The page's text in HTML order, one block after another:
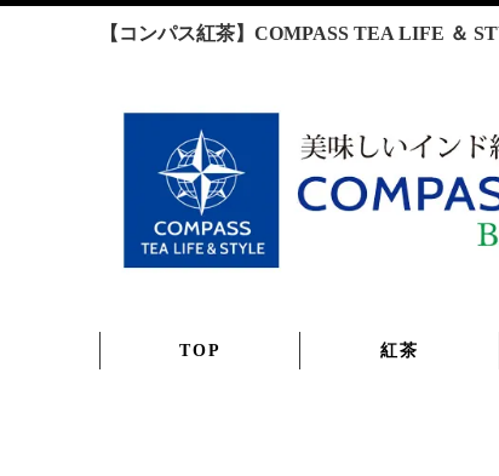
【コンパス紅茶】COMPASS TEA LIFE ＆
TOP 紅茶